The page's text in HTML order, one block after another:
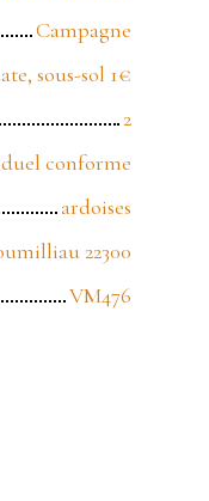
Campagne
sous-sol 1€
2
conforme
ardoises
22300
VM476